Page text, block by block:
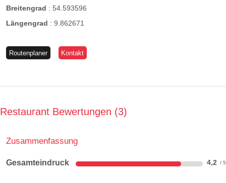
Breitengrad : 54.593596
Längengrad : 9.862671
Routenplaner Kontakt
Restaurant Bewertungen 3
Zusammenfassung
Gesamteindruck 4,2